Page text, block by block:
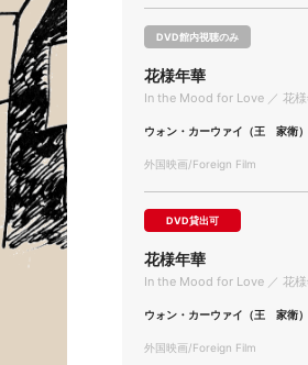
DVD館内視聴のみ
花様年華
In the Mood for Love ／ 花様
ウォン・カーウァイ（王 家衛）
外国映画/Foreign Film
DVD貸出可
花様年華
In the Mood for Love ／ 花様
ウォン・カーウァイ（王 家衛）
外国映画/Foreign Film